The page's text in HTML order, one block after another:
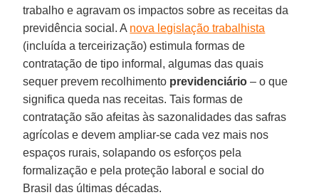
trabalho e agravam os impactos sobre as receitas da
previdência social. A nova legislação trabalhista
(incluída a terceirização) estimula formas de
contratação de tipo informal, algumas das quais
sequer prevem recolhimento previdenciário – o que
significa queda nas receitas. Tais formas de
contratação são afeitas às sazonalidades das safras
agrícolas e devem ampliar-se cada vez mais nos
espaços rurais, solapando os esforços pela
formalização e pela proteção laboral e social do
Brasil das últimas décadas.